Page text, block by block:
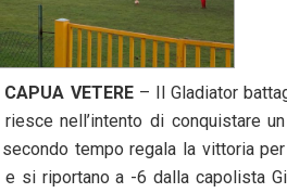
VETERE– Il Gladiator
riesce nell’intento di conquistare
tempo regala la vittoria
si riportano a -6 dalla capolista